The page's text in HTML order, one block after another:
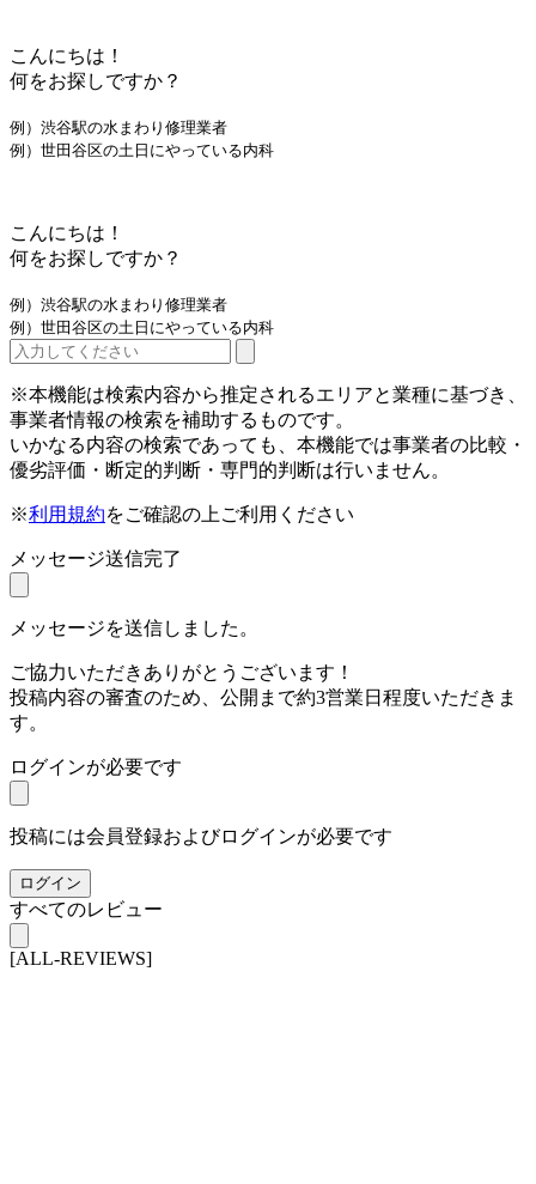
こんにちは！
何をお探しですか？
例）渋谷駅の水まわり修理業者
例）世田谷区の土日にやっている内科
こんにちは！
何をお探しですか？
例）渋谷駅の水まわり修理業者
例）世田谷区の土日にやっている内科
※本機能は検索内容から推定されるエリアと業種に基づき、
事業者情報の検索を補助するものです。
いかなる内容の検索であっても、本機能では事業者の比較・
優劣評価・断定的判断・専門的判断は行いません。
※利用規約をご確認の上ご利用ください
メッセージ送信完了
メッセージを送信しました。
ご協力いただきありがとうございます！
投稿内容の審査のため、公開まで約3営業日程度いただきま
す。
ログインが必要です
投稿には会員登録およびログインが必要です
ログイン
すべてのレビュー
[ALL-REVIEWS]